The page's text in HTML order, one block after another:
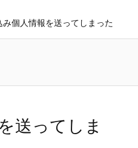
個人情報を送ってしまった
送ってしま